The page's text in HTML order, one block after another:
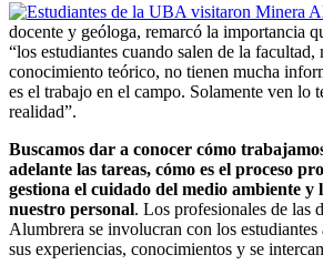
docente y geóloga, remarcó la importancia
“los estudiantes cuando salen de la facultad,
conocimiento teórico, no tienen mucha
es el trabajo en el campo. Solamente ven lo
realidad”.
Buscamos dar a conocer cómo
adelante las tareas, cómo es el proceso
gestiona el cuidado del medio ambiente y
nuestro personal. Los profesionales de las
Alumbrera se involucran con los estudiantes
sus experiencias, conocimientos y se